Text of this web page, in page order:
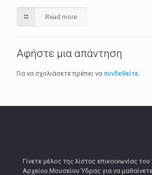
Read more
Αφήστε μια απάντηση
Για να σχολιάσετε πρέπει να συνδεθείτε
Γίνετε μέλος της λίστας επικοινωνίας του
Αρχείου Μουσείου Ύδρας για να